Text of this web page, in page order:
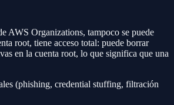
AWS Organizations, tampoco se puede
root, tiene acceso total: puede borrar
en la cuenta root, lo que significa que una
(phishing, credential stuffing, filtración